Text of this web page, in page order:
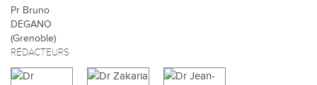
Pr Bruno
DEGANO
(Grenoble)
RÉDACTEURS